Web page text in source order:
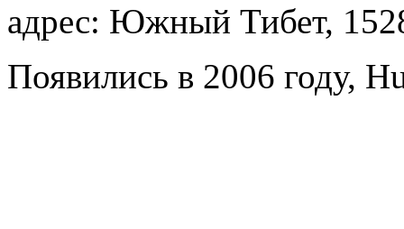
адрес: Южный Тибет,
Появились в 2006 году,